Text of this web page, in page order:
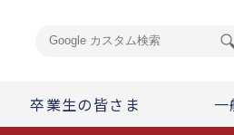
卒業生の皆さま 一